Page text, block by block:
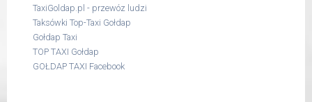
TaxiGoldap.pl - przewóz ludzi
Taksówki Top-Taxi Gołdap
Gołdap Taxi
TOP TAXI Gołdap
GOŁDAP TAXI Facebook